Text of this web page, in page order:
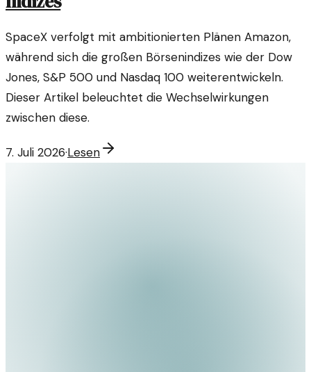
SpaceX verfolgt mit ambitionierten Plänen Amazon,
während sich die großen Börsenindizes wie der Dow
Jones, S&P 500 und Nasdaq 100 weiterentwickeln.
Dieser Artikel beleuchtet die Wechselwirkungen
zwischen diese.
7. Juli 2026·Lesen